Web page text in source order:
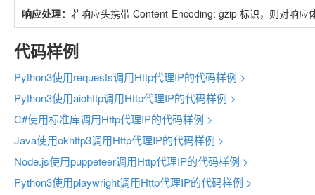
响应处理： 若响应头携带 Content-Encoding: gzip 标识，则对响应
代码样例
Python3使用requests调用Http代理IP的代码样例 >
Python3使用aiohttp调用Http代理IP的代码样例 >
C#使用标准库调用Http代理IP的代码样例 >
Java使用okhttp3调用Http代理IP的代码样例 >
Node.js使用puppeteer调用Http代理IP的代码样例 >
Python3使用playwright调用Http代理IP的代码样例 >